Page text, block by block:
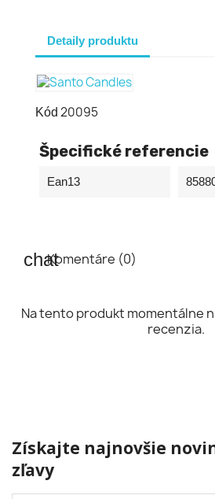
Detaily produktu
Kód 20095
Špecifické referencie
Ean13
Komentáre (0)
Na tento produkt momentálne
recenzia.
Získajte najnovšie
zľavy